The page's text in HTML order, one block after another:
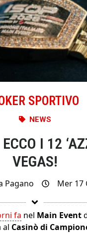
SPORTIVO
NEWS
I 12
VEGAS!
Pagano Mer 17
fa nel Main Event
al Casinò di